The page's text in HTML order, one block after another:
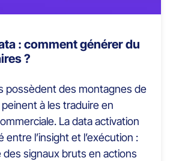
: comment générer du
?
possèdent des montagnes de
à les traduire en
La data activation
entre l’insight et l’exécution :
signaux bruts en actions